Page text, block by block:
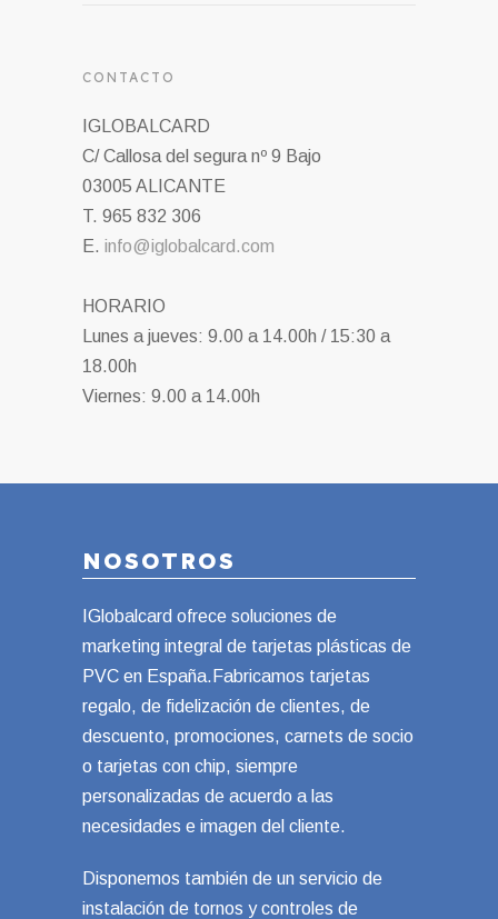
CONTACTO
IGLOBALCARD
C/ Callosa del segura nº 9 Bajo
03005 ALICANTE
T. 965 832 306
E. info@iglobalcard.com
HORARIO
Lunes a jueves: 9.00 a 14.00h / 15:30 a
18.00h
Viernes: 9.00 a 14.00h
NOSOTROS
IGlobalcard ofrece soluciones de
marketing integral de tarjetas plásticas de
PVC en España.Fabricamos tarjetas
regalo, de fidelización de clientes, de
descuento, promociones, carnets de socio
o tarjetas con chip, siempre
personalizadas de acuerdo a las
necesidades e imagen del cliente.
Disponemos también de un servicio de
instalación de tornos y controles de